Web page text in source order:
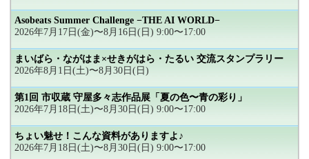
Asobeats Summer Challenge −THE AI WORLD−
2026年7月17日(金)〜8月16日(日) 9:00〜17:00
まいばら・ながはま×せきがはら・たるい 交流スタンプラリー
2026年8月1日(土)〜8月30日(日)
第1回 市収蔵 守屋多々志作品展「夏の色〜青の彩り」
2026年7月18日(土)〜8月30日(日) 9:00〜17:00
ちょい魅せ！こんな資料がありますよ♪
2026年7月18日(土)〜8月30日(日) 9:00〜17:00